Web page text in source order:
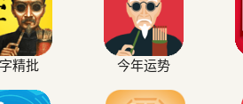
精批 今年运势